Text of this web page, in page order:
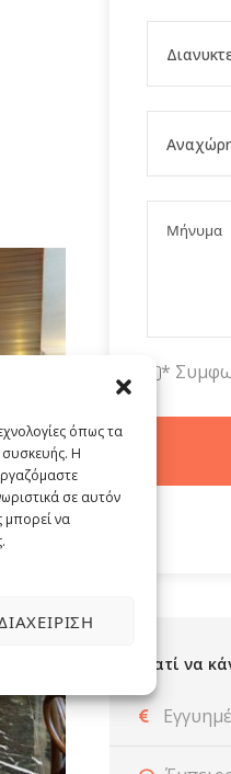
όπως τα
Η
σε αυτόν
μπορεί να
*
Γιατί να